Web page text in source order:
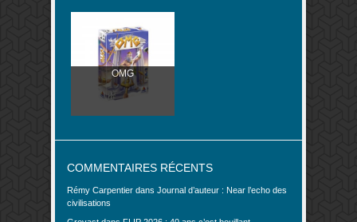
OMG
COMMENTAIRES RÉCENTS
Rémy Carpentier dans Journal d’auteur : Near l’echo des
civilisations